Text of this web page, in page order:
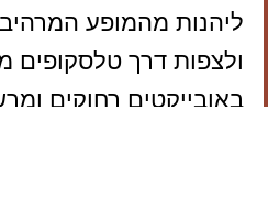
ליהנות מהמופע
ולצפות דרך טלסקופים
באובייקטים רחוקים